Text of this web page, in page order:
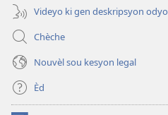
Videyo ki gen deskripsyon odyo
Chèche
Nouvèl sou kesyon legal
Èd